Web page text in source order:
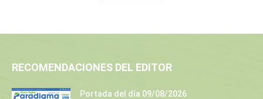
RECOMENDACIONES DEL EDITOR
Portada del día 09/08/2026